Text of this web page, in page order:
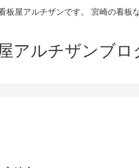
屋アルチザンです。 宮崎の看板な
アルチザンブロ